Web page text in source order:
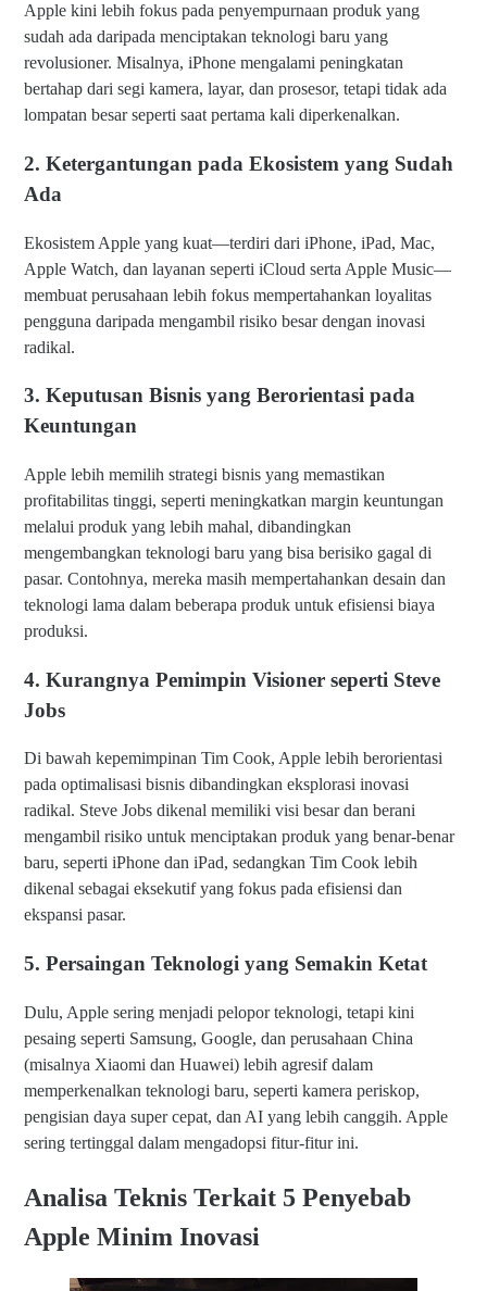
Apple kini lebih fokus pada penyempurnaan produk yang
sudah ada daripada menciptakan teknologi baru yang
revolusioner. Misalnya, iPhone mengalami peningkatan
bertahap dari segi kamera, layar, dan prosesor, tetapi tidak ada
lompatan besar seperti saat pertama kali diperkenalkan.
2. Ketergantungan pada Ekosistem yang Sudah
Ada
Ekosistem Apple yang kuat—terdiri dari iPhone, iPad, Mac,
Apple Watch, dan layanan seperti iCloud serta Apple Music—
membuat perusahaan lebih fokus mempertahankan loyalitas
pengguna daripada mengambil risiko besar dengan inovasi
radikal.
3. Keputusan Bisnis yang Berorientasi pada
Keuntungan
Apple lebih memilih strategi bisnis yang memastikan
profitabilitas tinggi, seperti meningkatkan margin keuntungan
melalui produk yang lebih mahal, dibandingkan
mengembangkan teknologi baru yang bisa berisiko gagal di
pasar. Contohnya, mereka masih mempertahankan desain dan
teknologi lama dalam beberapa produk untuk efisiensi biaya
produksi.
4. Kurangnya Pemimpin Visioner seperti Steve
Jobs
Di bawah kepemimpinan Tim Cook, Apple lebih berorientasi
pada optimalisasi bisnis dibandingkan eksplorasi inovasi
radikal. Steve Jobs dikenal memiliki visi besar dan berani
mengambil risiko untuk menciptakan produk yang benar-benar
baru, seperti iPhone dan iPad, sedangkan Tim Cook lebih
dikenal sebagai eksekutif yang fokus pada efisiensi dan
ekspansi pasar.
5. Persaingan Teknologi yang Semakin Ketat
Dulu, Apple sering menjadi pelopor teknologi, tetapi kini
pesaing seperti Samsung, Google, dan perusahaan China
(misalnya Xiaomi dan Huawei) lebih agresif dalam
memperkenalkan teknologi baru, seperti kamera periskop,
pengisian daya super cepat, dan AI yang lebih canggih. Apple
sering tertinggal dalam mengadopsi fitur-fitur ini.
Analisa Teknis Terkait 5 Penyebab
Apple Minim Inovasi